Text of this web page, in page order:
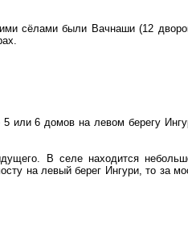
сёлами были Вачнаши (12
или 6 домов на левом берегу
В селе находится
на левый берег Ингури, то за